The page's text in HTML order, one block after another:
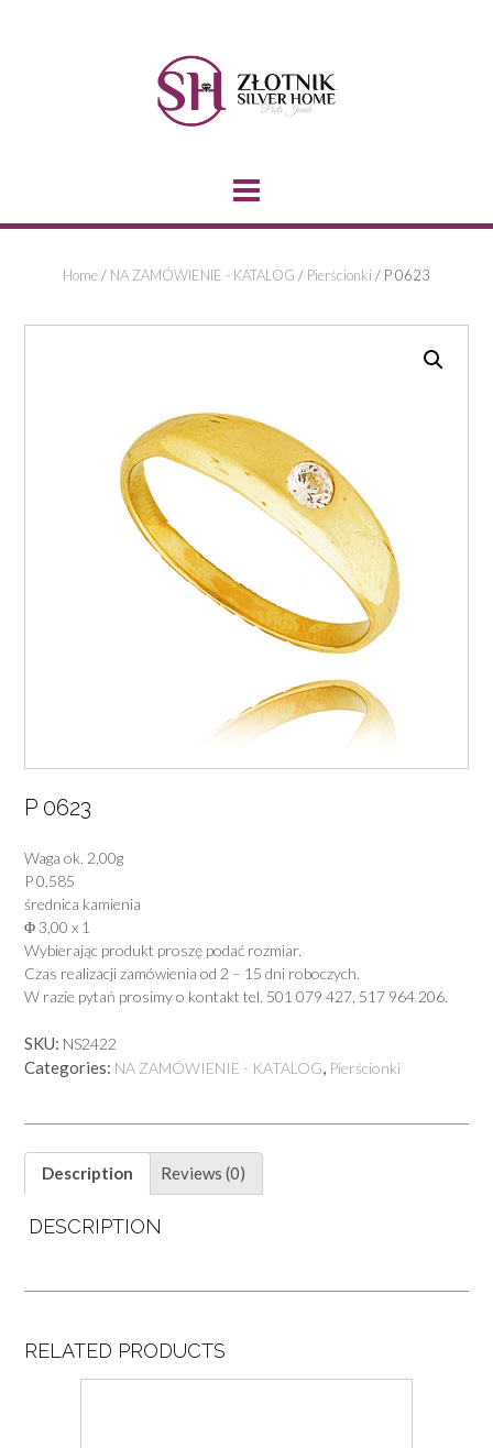
Home/ NA ZAMÓWIENIE - KATALOG / Pierścionki / P 0623
P 0623
Waga ok. 2,00g
P 0,585
średnica kamienia
Φ 3,00 x 1
Wybierając produkt proszę podać rozmiar.
Czas realizacji zamówienia od 2 – 15 dni roboczych.
W razie pytań prosimy o kontakt tel. 501 079 427, 517 964 206.
SKU: NS2422
Categories: NA ZAMÓWIENIE - KATALOG, Pierścionki
Description Reviews (0)
DESCRIPTION
RELATED PRODUCTS